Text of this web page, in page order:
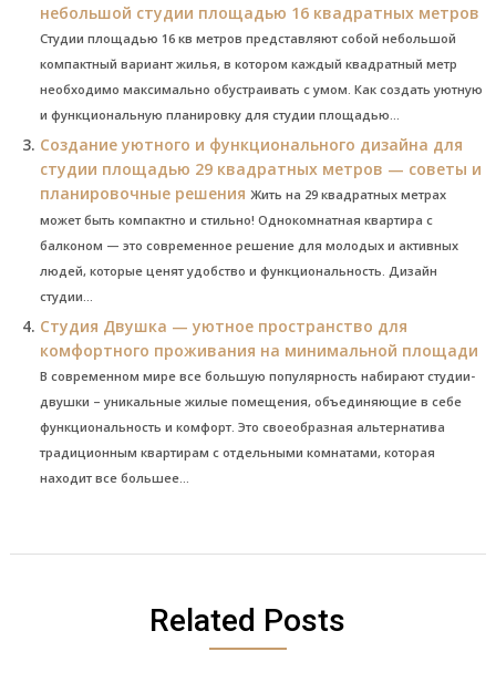
небольшой студии площадью 16 квадратных метров
Студии площадью 16 кв метров представляют собой небольшой
компактный вариант жилья, в котором каждый квадратный метр
необходимо максимально обустраивать с умом. Как создать уютную
и функциональную планировку для студии площадью...
Создание уютного и функционального дизайна для
студии площадью 29 квадратных метров — советы и
планировочные решения Жить на 29 квадратных метрах
может быть компактно и стильно! Однокомнатная квартира с
балконом — это современное решение для молодых и активных
людей, которые ценят удобство и функциональность. Дизайн
студии...
Студия Двушка — уютное пространство для
комфортного проживания на минимальной площади
В современном мире все большую популярность набирают студии-
двушки – уникальные жилые помещения, объединяющие в себе
функциональность и комфорт. Это своеобразная альтернатива
традиционным квартирам с отдельными комнатами, которая
находит все большее...
Related Posts